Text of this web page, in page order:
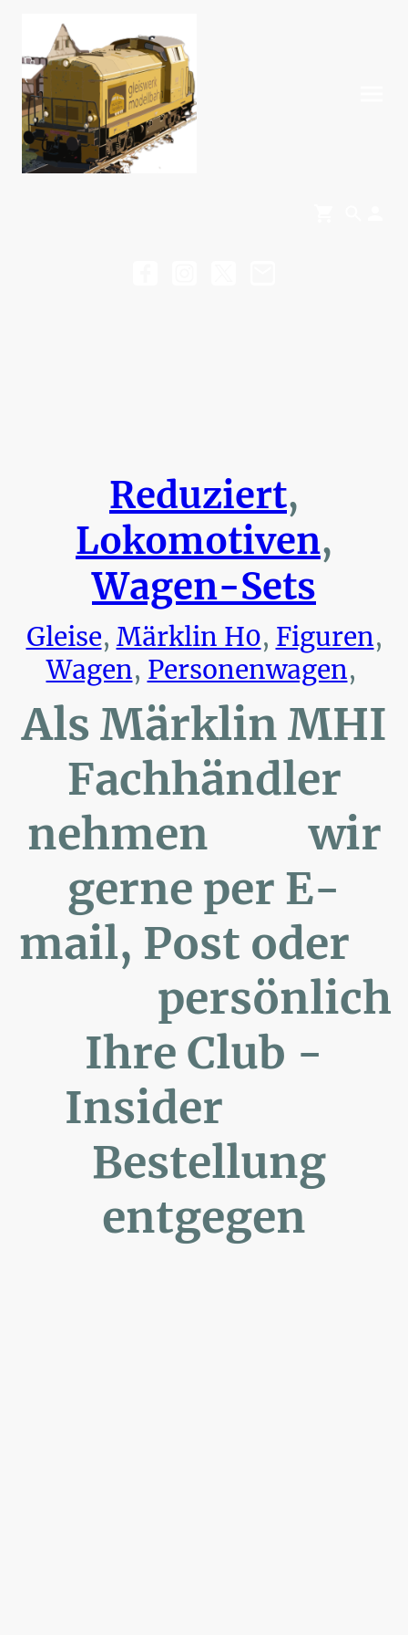
Reduziert,
Lokomotiven,
Wagen-Sets
Gleise, Märklin H0, Figuren,
Wagen, Personenwagen,
Als Märklin MHI
Fachhändler
nehmen wir
gerne per E-
mail, Post oder
persönlich
Ihre Club -
Insider
Bestellung
entgegen